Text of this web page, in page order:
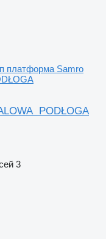
платформа Samro
PODŁOGA
3